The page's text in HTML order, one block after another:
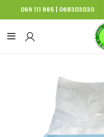
069 111 865 068303030